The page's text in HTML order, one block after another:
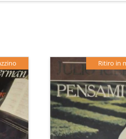
Ritiro in